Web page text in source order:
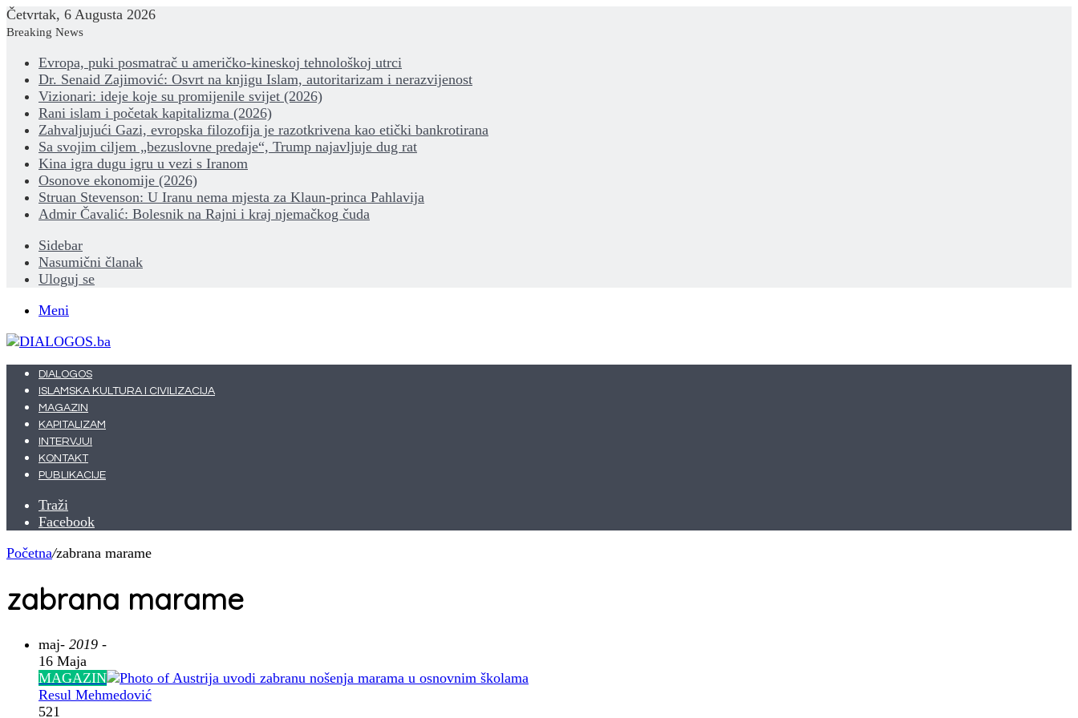
Četvrtak, 6 Augusta 2026
Breaking News
Evropa, puki posmatrač u američko-kineskoj tehnološkoj utrci
Dr. Senaid Zajimović: Osvrt na knjigu Islam, autoritarizam i nerazvijenost
Vizionari: ideje koje su promijenile svijet (2026)
Rani islam i početak kapitalizma (2026)
Zahvaljujući Gazi, evropska filozofija je razotkrivena kao etički bankrotirana
Sa svojim ciljem „bezuslovne predaje“, Trump najavljuje dug rat
Kina igra dugu igru u vezi s Iranom
Osonove ekonomije (2026)
Struan Stevenson: U Iranu nema mjesta za Klaun-princa Pahlavija
Admir Čavalić: Bolesnik na Rajni i kraj njemačkog čuda
Sidebar
Nasumični članak
Uloguj se
Meni
DIALOGOS
ISLAMSKA KULTURA I CIVILIZACIJA
MAGAZIN
KAPITALIZAM
INTERVJUI
KONTAKT
PUBLIKACIJE
Traži
Facebook
Početna/zabrana marame
zabrana marame
maj- 2019 -
16 Maja
MAGAZIN
Resul Mehmedović
521